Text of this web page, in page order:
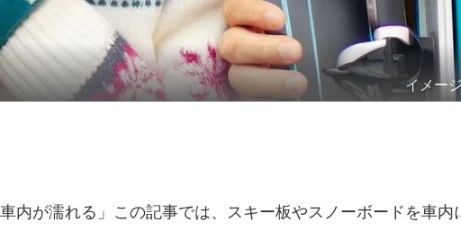
イメー
内が濡れる」この記事では、スキー板やスノーボードを車内